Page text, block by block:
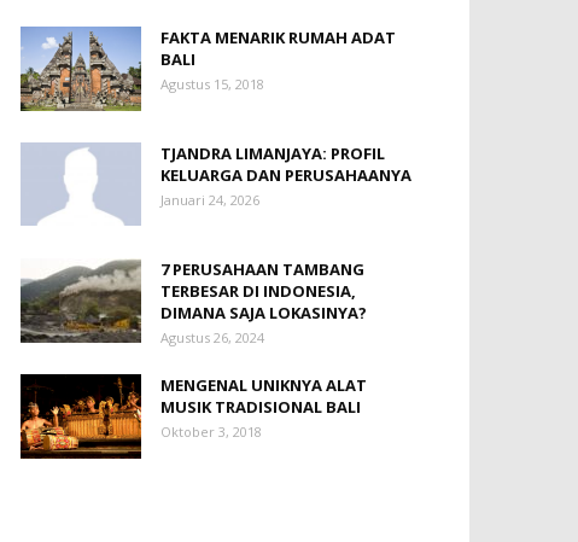
FAKTA MENARIK RUMAH ADAT
BALI
Agustus 15, 2018
TJANDRA LIMANJAYA: PROFIL
KELUARGA DAN PERUSAHAANYA
Januari 24, 2026
7 PERUSAHAAN TAMBANG
TERBESAR DI INDONESIA,
DIMANA SAJA LOKASINYA?
Agustus 26, 2024
MENGENAL UNIKNYA ALAT
MUSIK TRADISIONAL BALI
Oktober 3, 2018